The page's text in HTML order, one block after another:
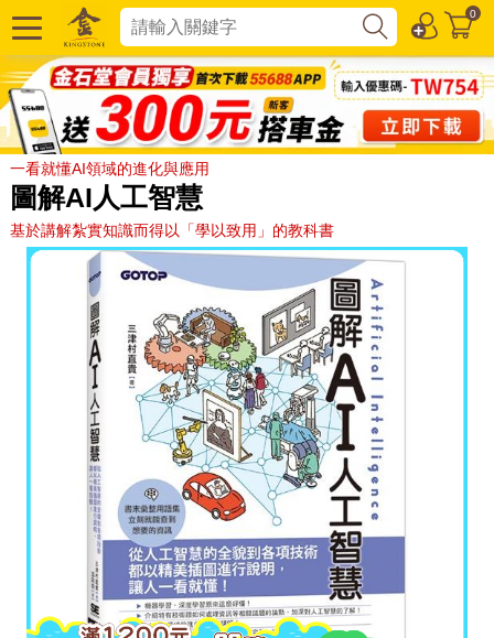
0
一看就懂AI領域的進化與應用
圖解AI人工智慧
基於講解紮實知識而得以「學以致用」的教科書